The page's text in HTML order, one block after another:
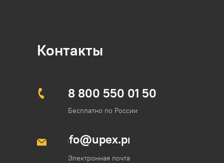
Бесплатно по России
Контакты
8 800 550 01 50
Электронная почта
info@upex.pro